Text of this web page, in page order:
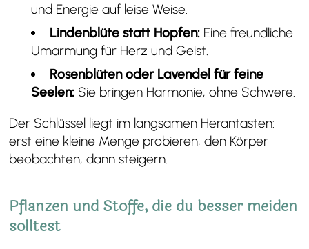
und Energie auf leise Weise.
Lindenblüte statt Hopfen:Eine freundliche
Umarmung für Herz und Geist.
Rosenblüten oder Lavendel für feine
Seelen: Sie bringen Harmonie, ohne Schwere.
Der Schlüssel liegt im langsamen Herantasten:
erst eine kleine Menge probieren, den Körper
beobachten, dann steigern.
Pflanzen und Stoffe, die du besser meiden
solltest